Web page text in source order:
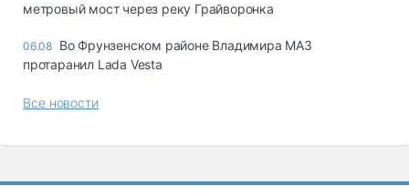
метровый мост через реку Грайворонка
06.08 Во Фрунзенском районе Владимира МАЗ
протаранил Lada Vesta
Все новости